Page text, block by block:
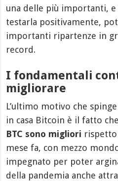
una delle più importanti, e
testarla positivamente,
importanti ripartenze in
record.
I fondamentali
migliorare
L’ultimo motivo che
in casa Bitcoin è il fatto
BTC sono migliori rispetto
mese fa, con mezzo
impegnato per poter
della pandemia anche